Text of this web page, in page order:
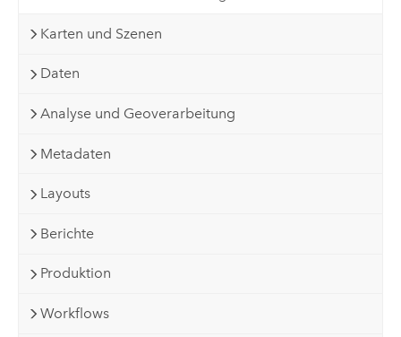
Karten und Szenen
Daten
Analyse und Geoverarbeitung
Metadaten
Layouts
Berichte
Produktion
Workflows